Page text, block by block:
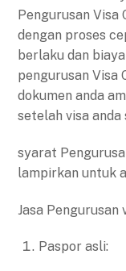
Pengurusan Visa
dengan proses
berlaku dan
pengurusan Visa
dokumen anda
setelah visa anda
syarat
lampirkan untuk
Jasa Pengurusan
Paspor asli: